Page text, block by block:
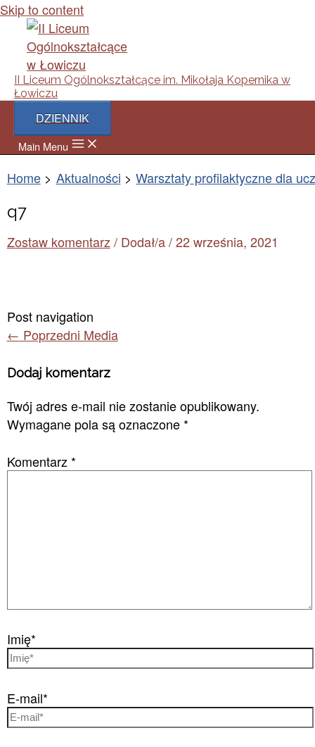
Skip to content
II Liceum Ogólnokształcące im. Mikołaja Kopernika w
Łowiczu
DZIENNIK
Main Menu
Home Aktualności Warsztaty profilaktyczne dla
q7
Zostaw komentarz / Dodał/a /22 września, 2021
Post navigation
← Poprzedni Media
Dodaj komentarz
Twój adres e-mail nie zostanie opublikowany.
Wymagane pola są oznaczone *
Komentarz *
Imię*
E-mail*